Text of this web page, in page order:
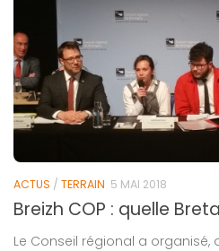
ACTUS / TERRAIN 5 MAI 2018
Breizh COP : quelle
Le Conseil régional a organisé,